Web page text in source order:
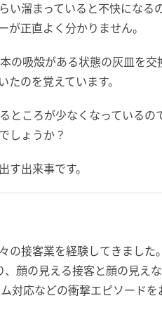
い溜まっていると不快になる
正直よく分かりません。
の吸殻がある状態の灰皿を交
のを覚えています。
ところが少なくなっているの
しょうか？
出来事です。
の接客業を経験してきました
顔の見える接客と顔の見え
対応などの衝撃エピソードを